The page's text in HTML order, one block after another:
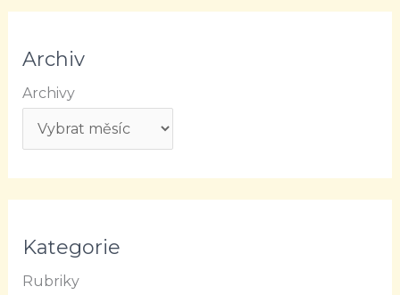
Archiv
Archivy
Kategorie
Rubriky